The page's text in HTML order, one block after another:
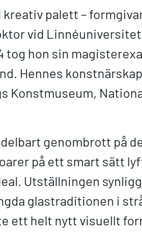
kreativ palett –
vid
tog hon sin
Hennes
Konstmuseum,
genombrott på
på ett smart sätt
Utställningen
glastraditionen i
ett helt nytt visuellt